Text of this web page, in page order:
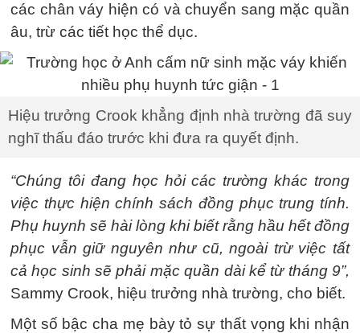
các chân váy hiện có và chuyển sang mặc quần
âu, trừ các tiết học thể dục.
Hiệu trưởng Crook khẳng định nhà trường đã suy
nghĩ thấu đáo trước khi đưa ra quyết định.
“Chúng tôi đang học hỏi các trường khác trong
việc thực hiện chính sách đồng phục trung tính.
Phụ huynh sẽ hài lòng khi biết rằng hầu hết đồng
phục vẫn giữ nguyên như cũ, ngoài trừ việc tất
cả học sinh sẽ phải mặc quần dài kể từ tháng 9”,
Sammy Crook, hiệu trưởng nhà trường, cho biết.
Một số bậc cha mẹ bày tỏ sự thất vọng khi nhận